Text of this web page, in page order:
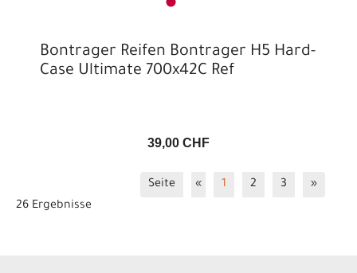
Bontrager Reifen Bontrager H5 Hard-
Case Ultimate 700x42C Ref
39,00 CHF
Seite « 1 2 3
»
26 Ergebnisse